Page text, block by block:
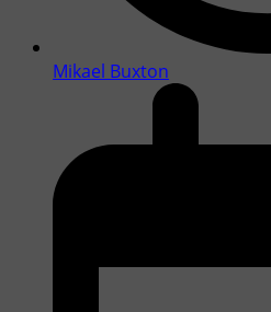
Mikael Buxton